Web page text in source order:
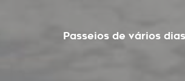
Passeios de vários dias